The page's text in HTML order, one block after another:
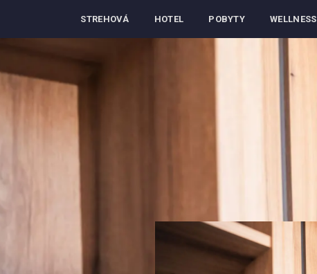
STREHOVÁ HOTEL POBYTY WELLNESS